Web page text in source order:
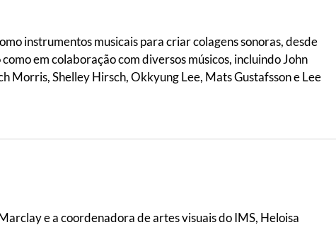
instrumentos musicais para criar colagens sonoras, desde
em colaboração com diversos músicos, incluindo John
Morris, Shelley Hirsch, Okkyung Lee, Mats Gustafsson e Lee
e a coordenadora de artes visuais do IMS, Heloisa